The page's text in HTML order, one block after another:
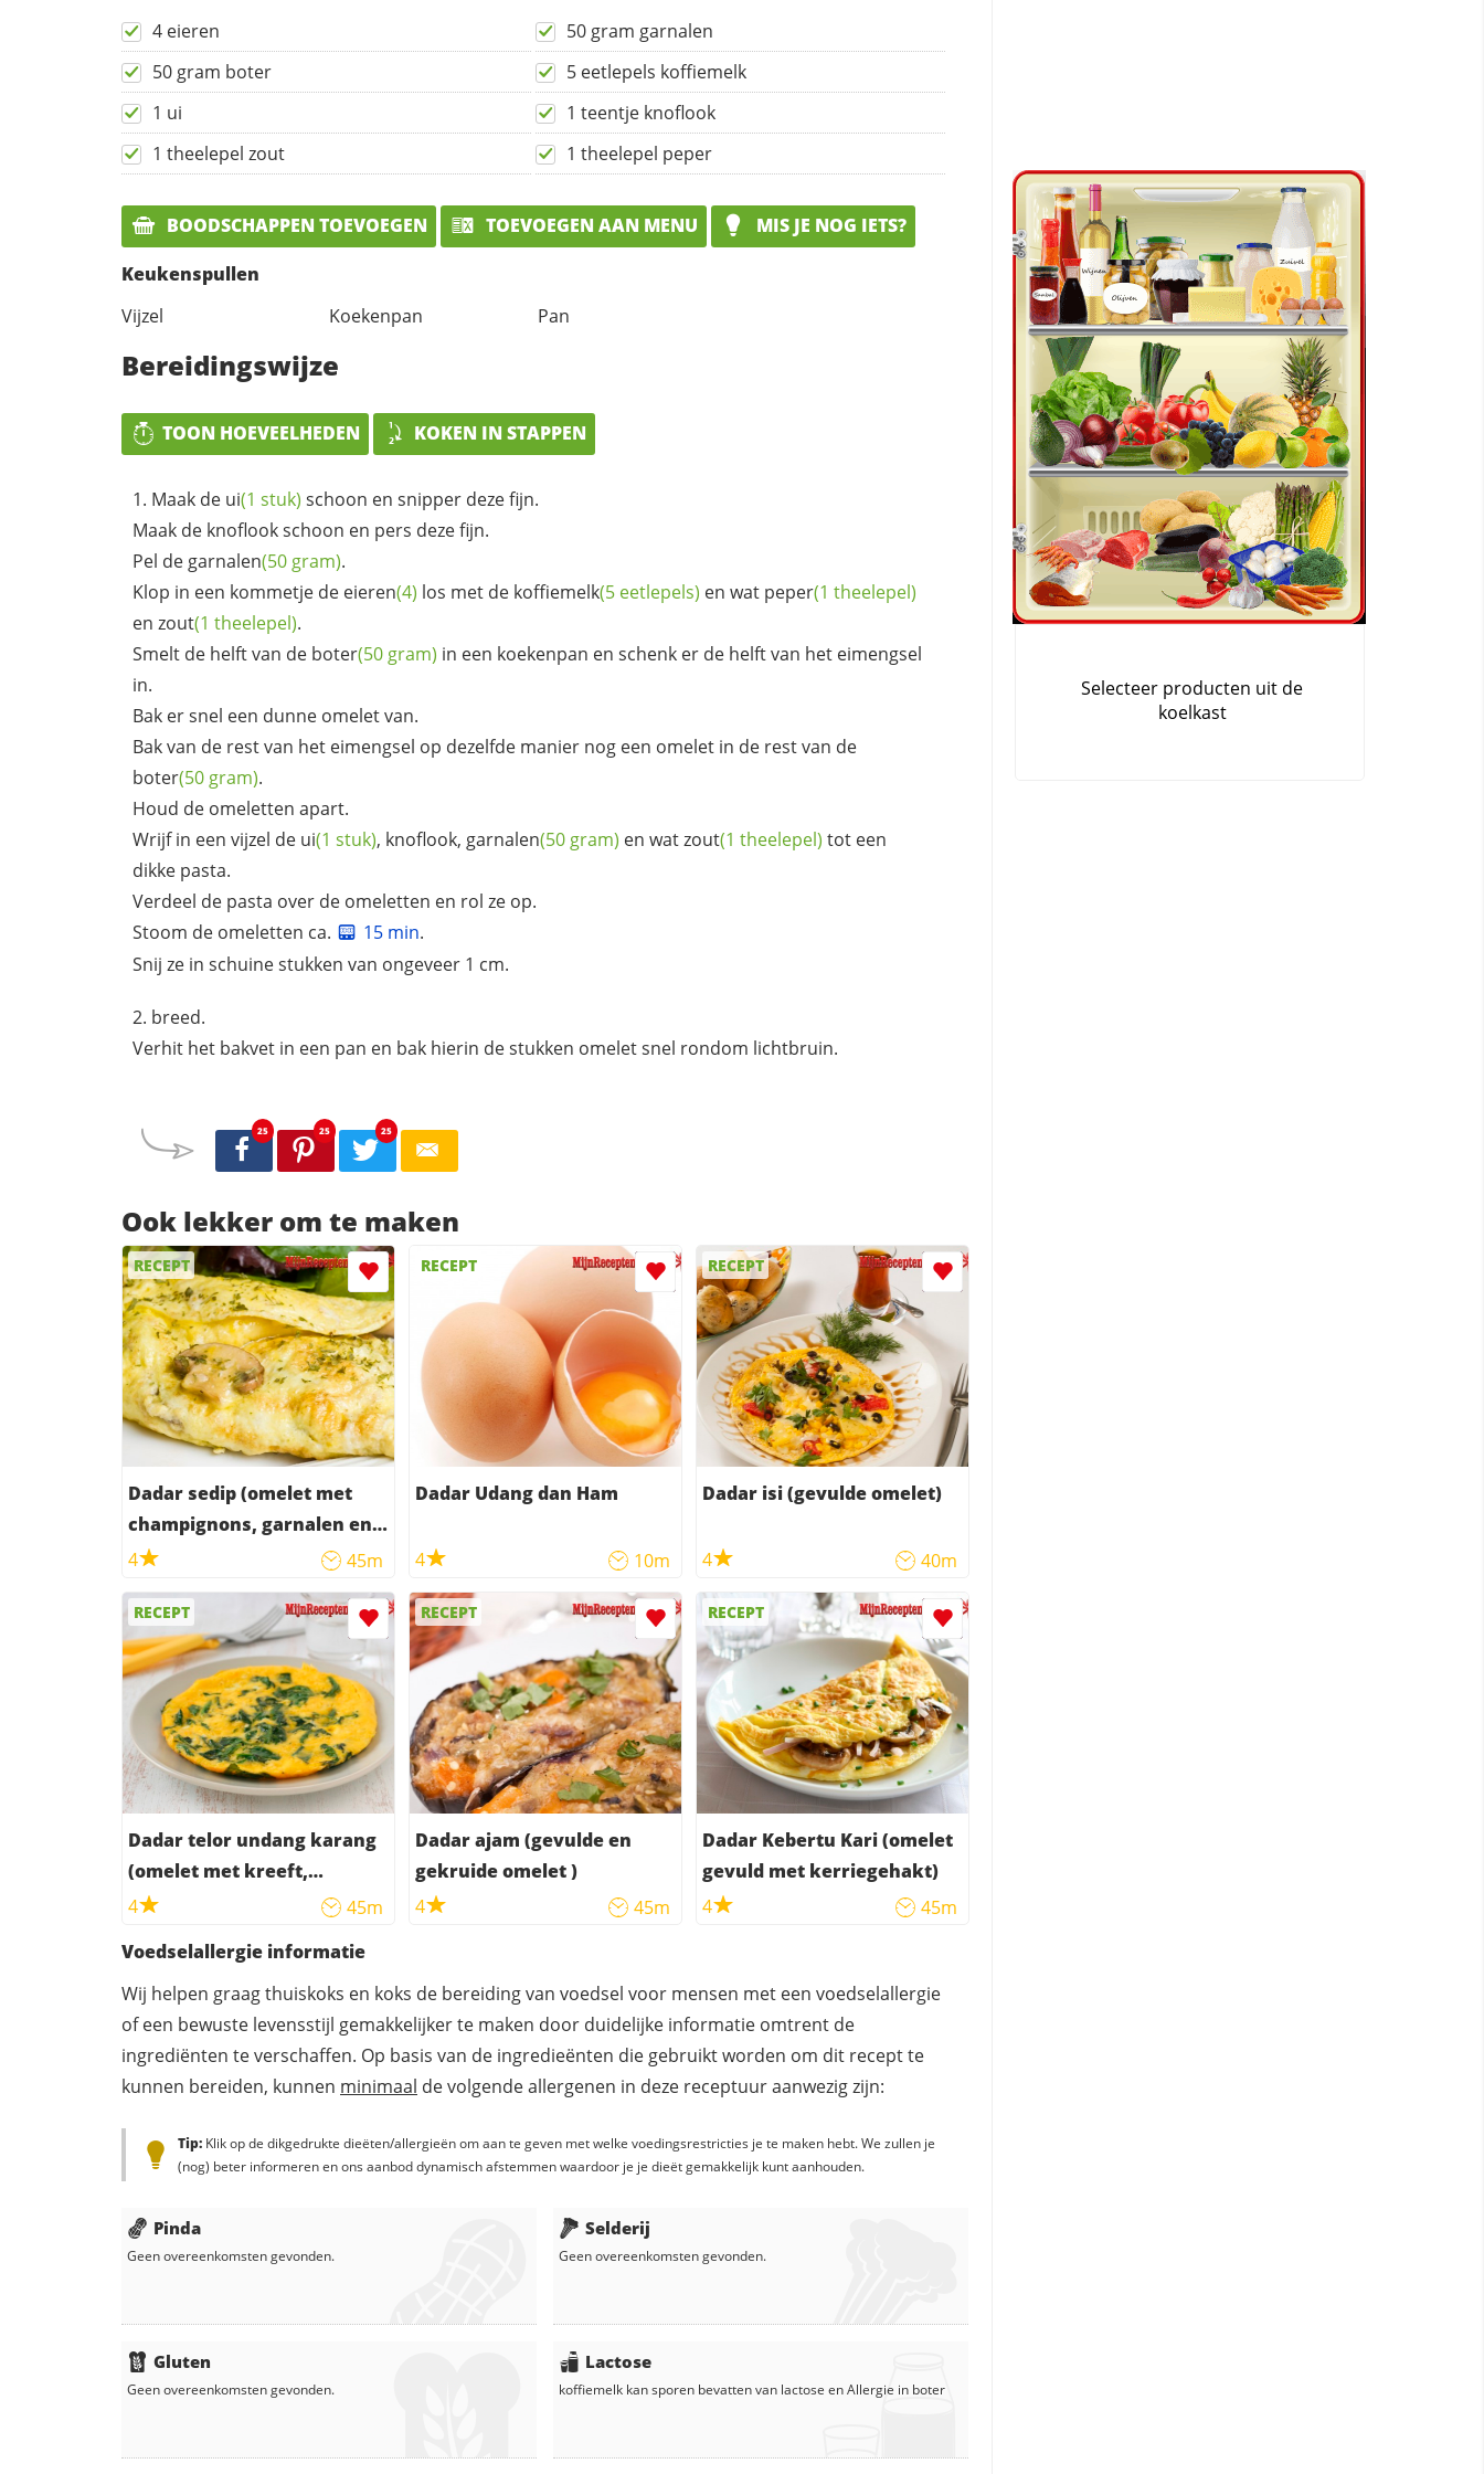
4 eieren
50 gram garnalen
50 gram boter
5 eetlepels koffiemelk
1 ui
1 teentje knoflook
1 theelepel zout
1 theelepel peper
BOODSCHAPPEN TOEVOEGEN TOEVOEGEN AAN MENU
MIS JE NOG IETS?
Keukenspullen
Vijzel
Koekenpan Pan
Bereidingswijze
TOON HOEVEELHEDEN KOKEN IN STAPPEN
Maak de ui(1 stuk) schoon en snipper deze fijn.
Maak de knoflook schoon en pers deze fijn.
Pel de garnalen(50 gram).
Klop in een kommetje de eieren(4) los met de koffiemelk(5 eetlepels) en wat peper(1 theelepel)
en zout(1 theelepel).
Smelt de helft van de boter(50 gram) in een koekenpan en schenk er de helft van het eimengsel
in.
Bak er snel een dunne omelet van.
Bak van de rest van het eimengsel op dezelfde manier nog een omelet in de rest van de
boter(50 gram).
Houd de omeletten apart.
Wrijf in een vijzel de ui(1 stuk), knoflook, garnalen(50 gram) en watzout(1 theelepel) tot een
dikke pasta.
Verdeel de pasta over de omeletten en rol ze op.
Stoom de omeletten ca.
15 min.
Snij ze in schuine stukken van ongeveer 1 cm.
breed.
Verhit het bakvet in een pan en bak hierin de stukken omelet snel rondom lichtbruin.
25 25 25
Ook lekker om te maken
RECEPT
Dadar sedip (omelet met
champignons, garnalen en
selderij)
4 45m
RECEPT
Dadar Udang dan Ham
4 10m
RECEPT
Dadar isi (gevulde omelet)
4 40m
RECEPT
Dadar telor undang karang
(omelet met kreeft,
rookspek en ham)
4 45m
RECEPT
Dadar ajam (gevulde en
gekruide omelet )
4
45m
RECEPT
Dadar Kebertu Kari (omelet
gevuld met kerriegehakt)
4
45m
Voedselallergie informatie
Wij helpen graag thuiskoks en koks de bereiding van voedsel voor mensen met een voedselallergie
of een bewuste levensstijl gemakkelijker te maken door duidelijke informatie omtrent de
ingrediënten te verschaffen. Op basis van de ingredieënten die gebruikt worden om dit recept te
kunnen bereiden, kunnen minimaal de volgende allergenen in deze receptuur aanwezig zijn:
Tip: Klik op de dikgedrukte dieëten/allergieën om aan te geven met welke voedingsrestricties je te maken hebt. We zullen je
(nog) beter informeren en ons aanbod dynamisch afstemmen waardoor je je dieët gemakkelijk kunt aanhouden.
Pinda
Geen overeenkomsten gevonden.
Gluten
Geen overeenkomsten gevonden.
Selderij
Geen overeenkomsten gevonden.
Lactose
koffiemelk kan sporen bevatten van lactose enAllergie in boter